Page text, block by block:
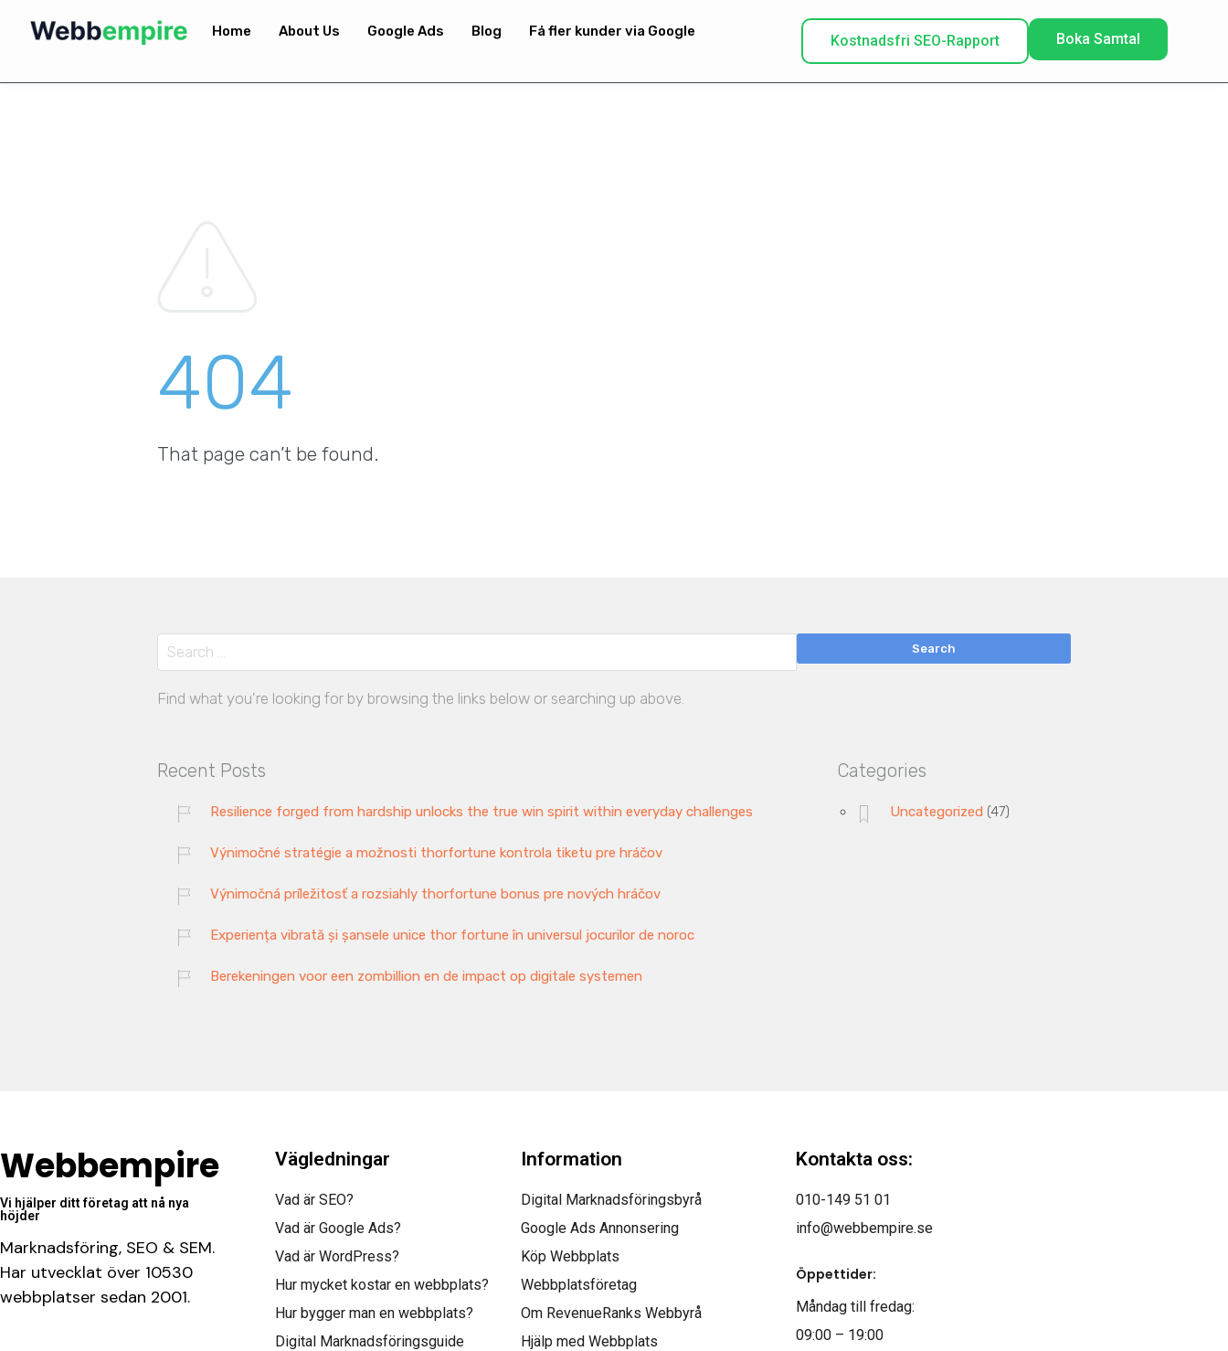
Home About Us Google Ads Blog Få fler kunder via Google
Kostnadsfri SEO-Rapport Boka Samtal
404
That page can’t be found.
Find what you're looking for by browsing the links below or searching up above.
Recent Posts
Resilience forged from hardship unlocks the true win spirit within everyday challenges
Výnimočné stratégie a možnosti thorfortune kontrola tiketu pre hráčov
Výnimočná príležitosť a rozsiahly thorfortune bonus pre nových hráčov
Experiența vibrată și șansele unice thor fortune în universul jocurilor de noroc
Berekeningen voor een zombillion en de impact op digitale systemen
Categories
Uncategorized (47)
Webbempire
Vi hjälper ditt företag att nå nya
höjder
Marknadsföring, SEO & SEM.
Har utvecklat över 10530
webbplatser sedan 2001.
Vägledningar
Vad är SEO?
Vad är Google Ads?
Vad är WordPress?
Hur mycket kostar en webbplats?
Hur bygger man en webbplats?
Digital Marknadsföringsguide
Information
Digital Marknadsföringsbyrå
Google Ads Annonsering
Köp Webbplats
Webbplatsföretag
Om RevenueRanks Webbyrå
Hjälp med Webbplats
Kontakta oss:
010-149 51 01
info@webbempire.se
Öppettider:
Måndag till fredag:
09:00 – 19:00